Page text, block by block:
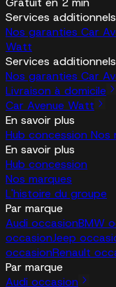
Services additionnels
Nos garanties Car
Watt
Services additionnels
Nos garanties Car
Livraison à domicile
Car Avenue Watt
En savoir plus
Hub concession Nos
En savoir plus
Hub concession
Nos marques
L'histoire du groupe
Par marque
Audi occasionBMW
occasionJeep
occasionRenault
Par marque
Audi occasion